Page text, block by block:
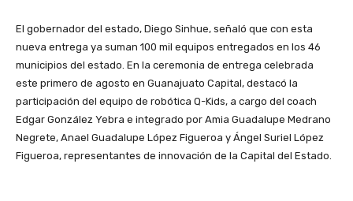
El gobernador del estado, Diego Sinhue, señaló que con esta
nueva entrega ya suman 100 mil equipos entregados en los 46
municipios del estado. En la ceremonia de entrega celebrada
este primero de agosto en Guanajuato Capital, destacó la
participación del equipo de robótica Q-Kids, a cargo del coach
Edgar González Yebra e integrado por Amia Guadalupe Medrano
Negrete, Anael Guadalupe López Figueroa y Ángel Suriel López
Figueroa, representantes de innovación de la Capital del Estado.